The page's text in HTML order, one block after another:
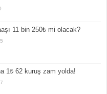
11 bin 250₺ mi olacak?
1₺ 62 kuruş zam yolda!